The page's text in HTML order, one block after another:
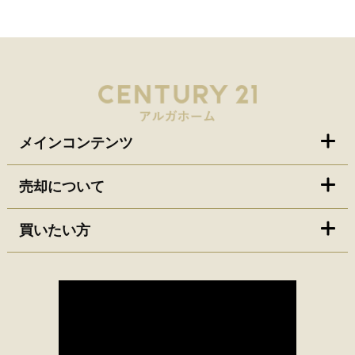
メインコンテンツ
売却について
買いたい方